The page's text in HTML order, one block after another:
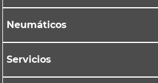
Neumáticos
Servicios